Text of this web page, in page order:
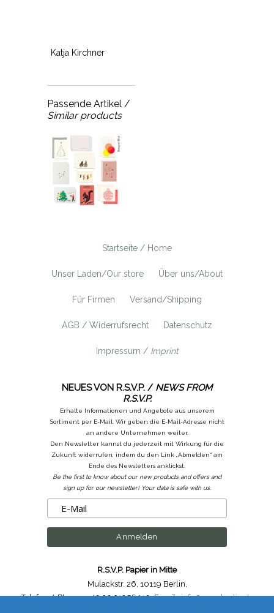
Katja Kirchner
Passende Artikel /
Similar products
Startseite / Home
Unser Laden/Our store Über uns/About
Für Firmen Versand/Shipping
AGB / Widerrufsrecht Datenschutz
Impressum / Imprint
NEUES VON R.S.V.P. / NEWS FROM
R.S.V.P.
Erhalte Informationen und Angebote aus unserem
Sortiment per E-Mail. Wir geben die E-Mail-Adresse nicht
an andere Unternehmen weiter.
Den Newsletter kannst du jederzeit mit Wirkung für die
Zukunft widerrufen, indem du den Link „Abmelden“ am
Ende des Newsletters anklickst.
Be the first to know about our new products and offers and
sign up for our newsletter! Your data is safe with us.
R.S.V.P. Papier in Mitte
Mulackstr. 26 10119 Berlin
Telefon /Phone: ++49.30.31956410,Email :info@rsvp-berlin.de